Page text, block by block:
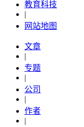
教育科技
|
网站地图
文章
|
专题
|
公司
|
作者
|